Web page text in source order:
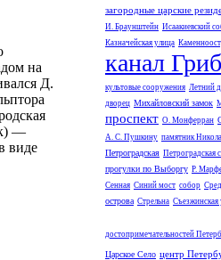
на
Д.
—
виде
загородные царские
И. Браунштейн Исаакиевский
Казначейская улица
канал
культовые сооружения Летний
дворец Михайловский замок
проспект О. Монферран
А. С. Пушкину памятник
Петроградская Петроградская
прогулки по Выборгу Р.
Сенная Синий мост собор
острова Стрельна Съезжинская
достопримечательностей
Царское Село центр